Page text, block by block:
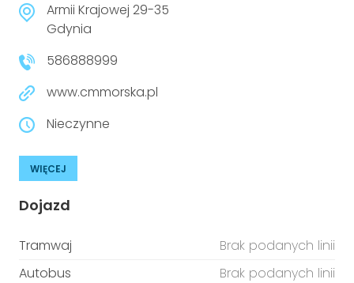
Armii Krajowej 29-35
Gdynia
586888999
www.cmmorska.pl
Nieczynne
WIĘCEJ
Dojazd
Tramwaj
Brak podanych linii
Autobus
Brak podanych linii